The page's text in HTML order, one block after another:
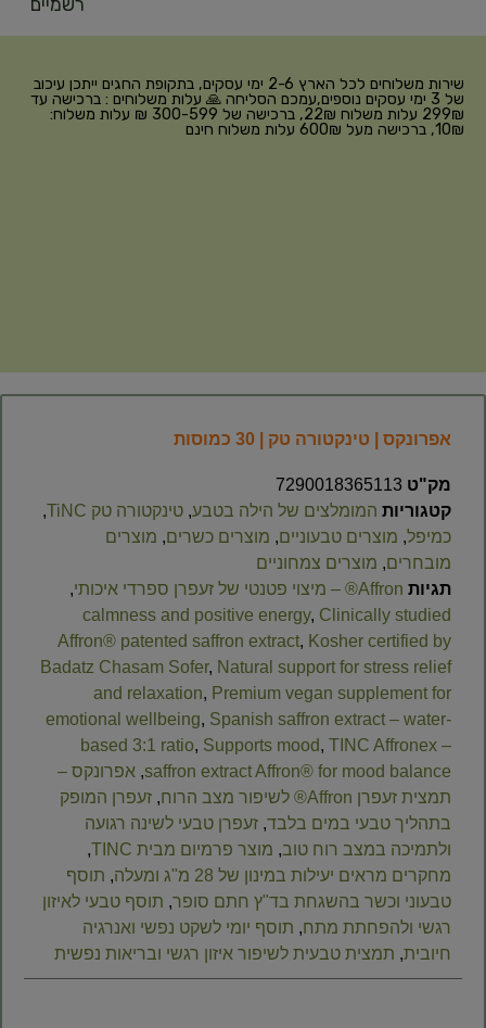
רשמיים
שירות משלוחים לכל הארץ 2-6 ימי עסקים, בתקופת החגים ייתכן עיכוב
של 3 ימי עסקים נוספים,עמכם הסליחה 🙏 עלות משלוחים : ברכישה עד
299₪ עלות משלוח 22₪, ברכישה של 300-599 ₪ עלות משלוח:
10₪, ברכישה מעל 600₪ עלות משלוח חינם
אפרונקס | טינקטורה טק | 30 כמוסות
מק"ט 7290018365113
קטגוריות המומלצים של הילה בטבע, טינקטורה טק TiNC
,
כמיפל, מוצרים טבעוניים, מוצרים כשרים, מוצרים
מובחרים, מוצרים צמחוניים
תגיות Affron® – מיצוי פטנטי של זעפרן ספרדי איכותי
,
calmness and positive energy, Clinically studied
Affron® patented saffron extract, Kosher certified by
Badatz Chasam Sofer, Natural support for stress relief
and relaxation, Premium vegan supplement for
emotional wellbeing, Spanish saffron extract – water-
based 3:1 ratio, Supports mood, TINC Affronex –
saffron extract Affron® for mood balance
, אפרונקס –
תמצית זעפרן Affron® לשיפור מצב הרוח
, זעפרן המופק
בתהליך טבעי במים בלבד, זעפרן טבעי לשינה רגועה
ולתמיכה במצב רוח טוב, מוצר פרמיום מבית TINC
,
מחקרים מראים יעילות במינון של 28 מ"ג ומעלה
, תוסף
טבעוני וכשר בהשגחת בד"ץ חתם סופר, תוסף טבעי לאיזון
רגשי ולהפחתת מתח, תוסף יומי לשקט נפשי ואנרגיה
חיובית, תמצית טבעית לשיפור איזון רגשי ובריאות נפשית